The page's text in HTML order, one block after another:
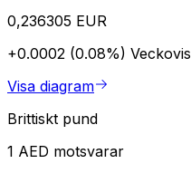
0,236305 EUR
+0.0002 (0.08%) Veckovis
Visa diagram
Brittiskt pund
1 AED motsvarar